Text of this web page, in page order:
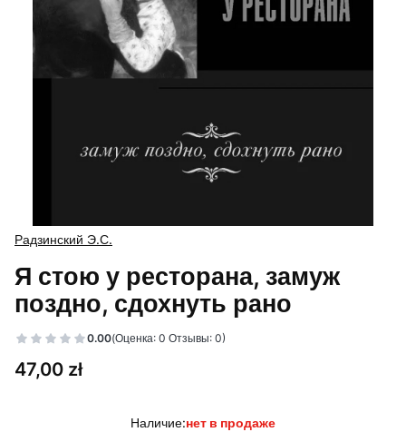
Радзинский Э.С.
Я стою у ресторана, замуж
поздно, сдохнуть рано
0.00(Оценка: 0 Отзывы: 0)
Цена
47,00 zł
Наличие:нет в продаже